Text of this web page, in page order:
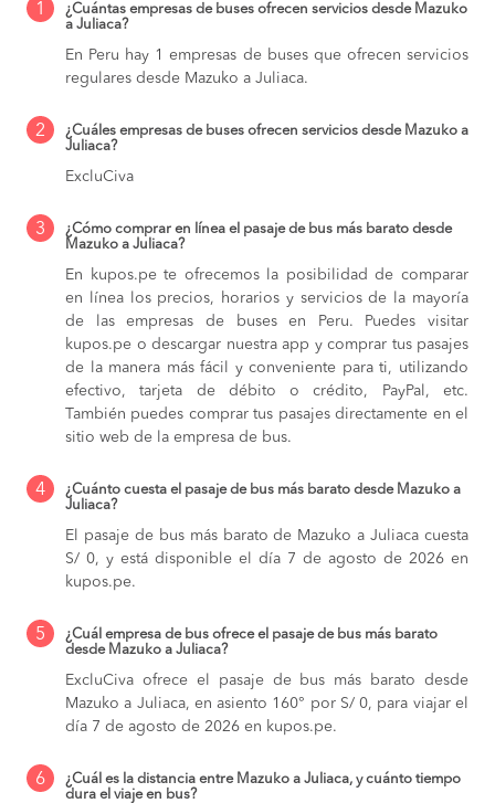
1
¿Cuántas empresas de buses ofrecen servicios desde Mazuko
a Juliaca?
En Peru hay 1 empresas de buses que ofrecen servicios
regulares desde Mazuko a Juliaca.
2
¿Cuáles empresas de buses ofrecen servicios desde Mazuko a
Juliaca?
ExcluCiva
3
¿Cómo comprar en línea el pasaje de bus más barato desde
Mazuko a Juliaca?
En kupos.pe te ofrecemos la posibilidad de comparar
en línea los precios, horarios y servicios de la mayoría
de las empresas de buses en Peru. Puedes visitar
kupos.pe o descargar nuestra app y comprar tus pasajes
de la manera más fácil y conveniente para ti, utilizando
efectivo, tarjeta de débito o crédito, PayPal, etc.
También puedes comprar tus pasajes directamente en el
sitio web de la empresa de bus.
4
¿Cuánto cuesta el pasaje de bus más barato desde Mazuko a
Juliaca?
El pasaje de bus más barato de Mazuko a Juliaca cuesta
S/ 0, y está disponible el día 7 de agosto de 2026 en
kupos.pe.
5
¿Cuál empresa de bus ofrece el pasaje de bus más barato
desde Mazuko a Juliaca?
ExcluCiva ofrece el pasaje de bus más barato desde
Mazuko a Juliaca, en asiento 160° por S/ 0, para viajar el
día 7 de agosto de 2026 en kupos.pe.
6
¿Cuál es la distancia entre Mazuko a Juliaca, y cuánto tiempo
dura el viaje en bus?